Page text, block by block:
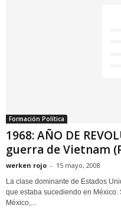
Formación Política
1968: AÑO DE
guerra de Vietnam
werken rojo - 15 mayo, 2008
La clase dominante de Estados
que estaba sucediendo en
México,...